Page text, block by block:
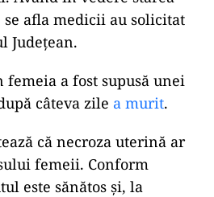
afla medicii au solicitat
Judeţean.
femeia a fost supusă unei
câteva zile a murit.
că necroza uterină ar
femeii. Conform
este sănătos şi, la